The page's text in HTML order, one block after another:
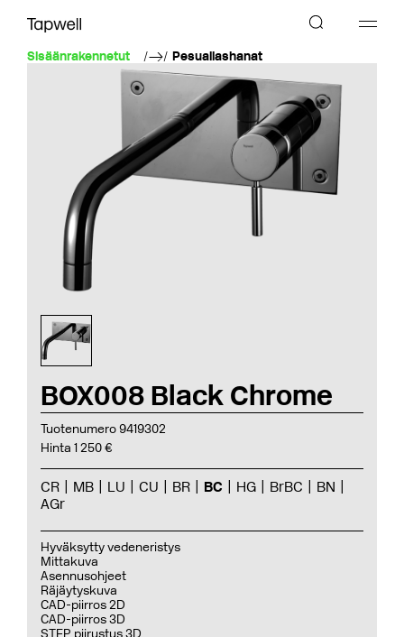
Sisäänrakennetut Pesuallashanat
BOX008 Black Chrome
Tuotenumero 9419302
Hinta 1 250 €
CR MB LU CU BR BC HG BrBC
BN
AGr
Hyväksytty vedeneristys
Mittakuva
Asennusohjeet
Räjäytyskuva
CAD-piirros 2D
CAD-piirros 3D
STEP piirustus 3D